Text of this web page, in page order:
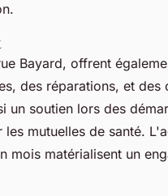
Bayard, offrent
des réparations, et des
un soutien lors des
mutuelles de santé.
mois matérialisent un